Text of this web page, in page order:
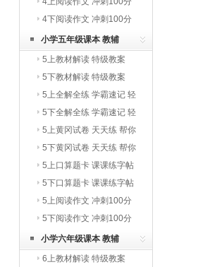
4下阅读作文 冲刺100分
小学五年级课本 教辅
5上教材解读 特级教案
5下教材解读 特级教案
5上全解全练 学霸速记 轻
巧夺冠
5下全解全练 学霸速记 轻
巧夺冠
5上黄冈试卷 天天练 帮你
学5下黄冈试卷 天天练 帮你
学5上口算题卡 课课练字帖
写字教材
5下口算题卡 课课练字帖
写字教材
5上阅读作文 冲刺100分
5下阅读作文 冲刺100分
小学六年级课本 教辅
6上教材解读 特级教案